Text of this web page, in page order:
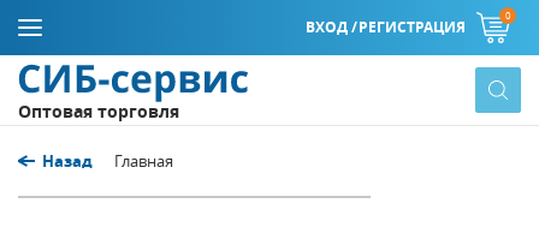
ВХОД /РЕГИСТРАЦИЯ
0
Оптовая торговля
Назад Главная